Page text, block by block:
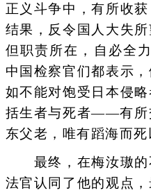
正义斗争中，有所收
结果，反令国人大失
但职责所在，自必全
中国检察官们都表示
如不能对饱受日本侵
括生者与死者——有所
东父老，唯有蹈海而死
最终，在梅汝璈的
法官认同了他的观点